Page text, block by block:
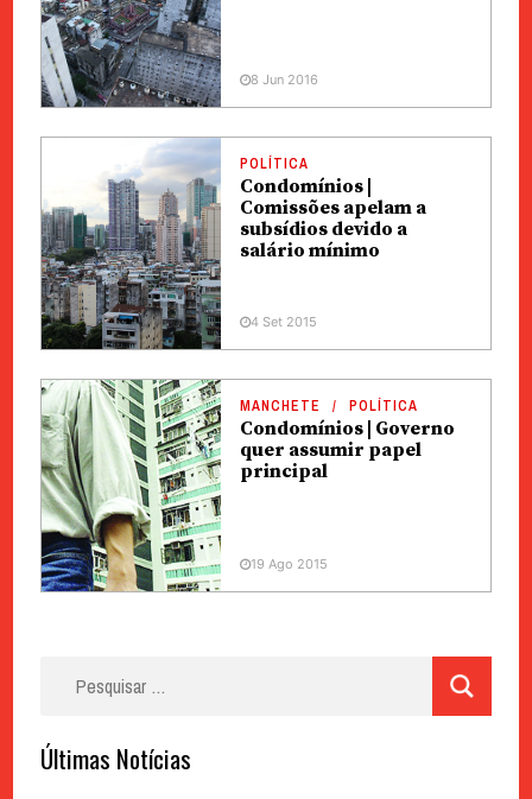
8 Jun 2016
POLÍTICA
Condomínios |
Comissões apelam a
subsídios devido a
salário mínimo
4 Set 2015
MANCHETE POLÍTICA
Condomínios | Governo
quer assumir papel
principal
19 Ago 2015
Últimas Notícias